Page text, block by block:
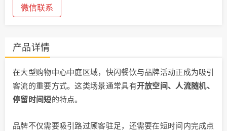
微信联系
产品详情
在大型购物中心中庭区域，快闪餐饮与品牌活动正成为吸引
客流的重要方式。这类场景通常具有开放空间、人流随机、
停留时间短的特点。
品牌不仅需要吸引路过顾客驻足，还需要在短时间内完成点